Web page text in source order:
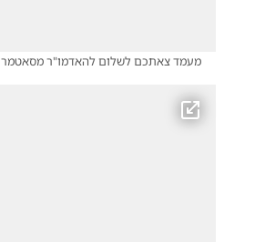
מעמד צאתכם לשלום להאדמו"ר מסאטמר